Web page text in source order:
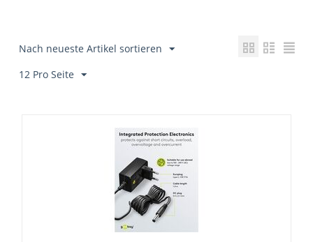
Nach neueste Artikel sortieren
12 Pro Seite